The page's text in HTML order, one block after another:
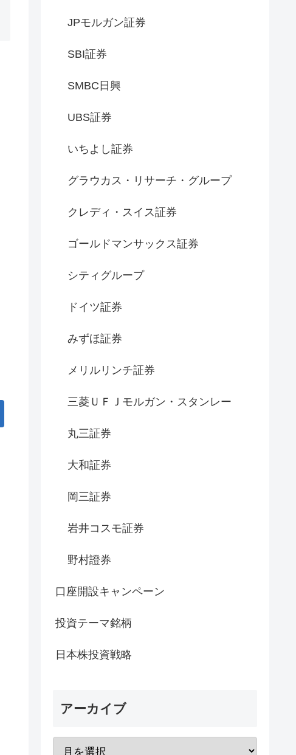
JPモルガン証券
SBI証券
SMBC日興
UBS証券
いちよし証券
グラウカス・リサーチ・グループ
クレディ・スイス証券
ゴールドマンサックス証券
シティグループ
ドイツ証券
みずほ証券
メリルリンチ証券
三菱ＵＦＪモルガン・スタンレー
丸三証券
大和証券
岡三証券
岩井コスモ証券
野村證券
口座開設キャンペーン
投資テーマ銘柄
日本株投資戦略
アーカイブ